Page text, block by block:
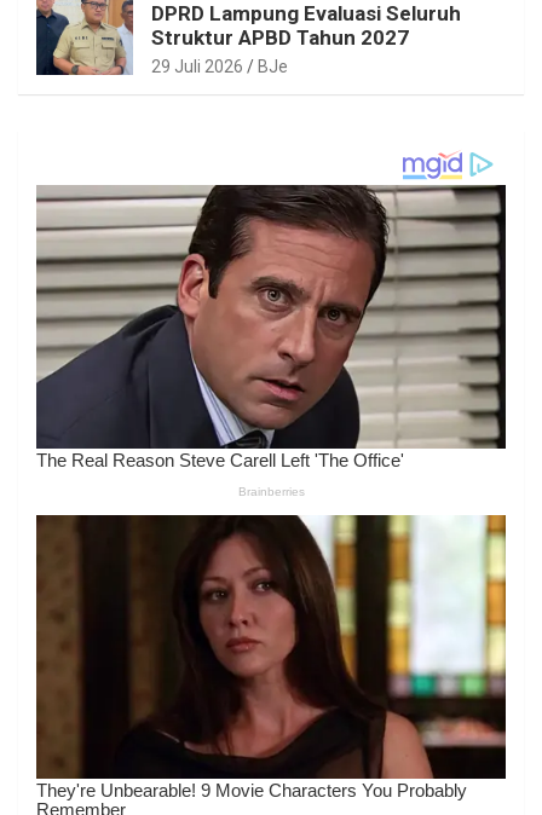
DPRD Lampung Evaluasi Seluruh
Struktur APBD Tahun 2027
29 Juli 2026 BJe